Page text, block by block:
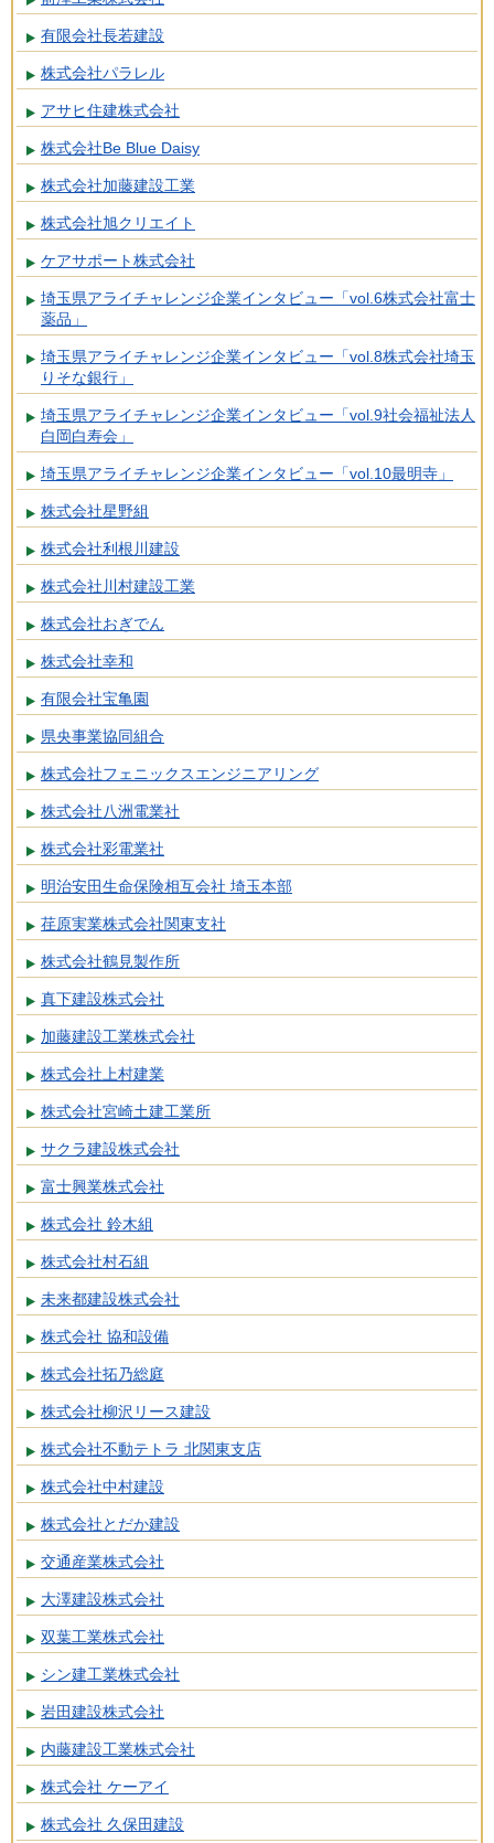
有限会社長若建設
株式会社パラレル
アサヒ住建株式会社
株式会社Be Blue Daisy
株式会社加藤建設工業
株式会社旭クリエイト
ケアサポート株式会社
埼玉県アライチャレンジ企業インタビュー「vol.6株式会社富士
薬品」
埼玉県アライチャレンジ企業インタビュー「vol.8株式会社埼玉
りそな銀行」
埼玉県アライチャレンジ企業インタビュー「vol.9社会福祉法人
白岡白寿会」
埼玉県アライチャレンジ企業インタビュー「vol.10最明寺」
株式会社星野組
株式会社利根川建設
株式会社川村建設工業
株式会社おぎでん
株式会社幸和
有限会社宝亀園
県央事業協同組合
株式会社フェニックスエンジニアリング
株式会社八洲電業社
株式会社彩電業社
明治安田生命保険相互会社 埼玉本部
荏原実業株式会社関東支社
株式会社鶴見製作所
真下建設株式会社
加藤建設工業株式会社
株式会社上村建業
株式会社宮崎土建工業所
サクラ建設株式会社
富士興業株式会社
株式会社 鈴木組
株式会社村石組
未来都建設株式会社
株式会社 協和設備
株式会社拓乃総庭
株式会社柳沢リース建設
株式会社不動テトラ 北関東支店
株式会社中村建設
株式会社とだか建設
交通産業株式会社
大澤建設株式会社
双葉工業株式会社
シン建工業株式会社
岩田建設株式会社
内藤建設工業株式会社
株式会社 ケーアイ
株式会社 久保田建設